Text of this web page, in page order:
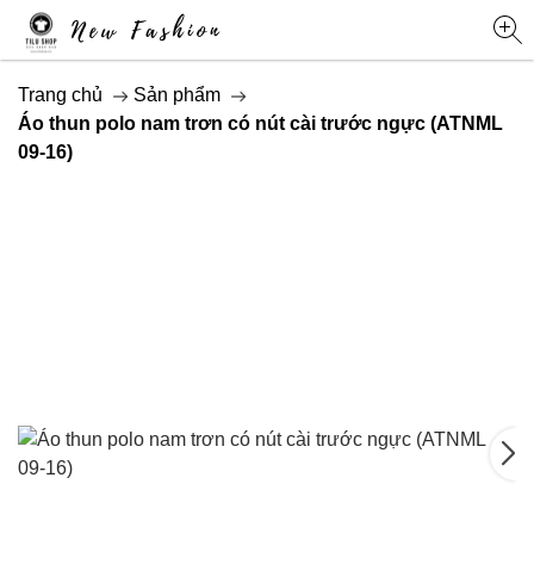
Trang chủ
Sản phẩm
Áo thun polo nam trơn có nút cài trước ngực (ATNML
09-16)